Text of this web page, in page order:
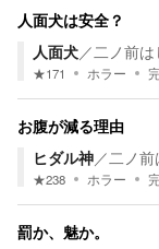
人面犬は安全？
人面犬／ 二ノ前は
★171 ホラー
お腹が減る理由
ヒダル神／ 二ノ
★238 ホラー
罰か、魅か。